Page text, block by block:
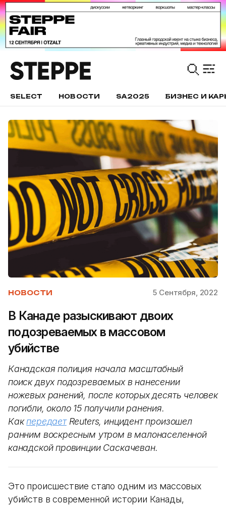
SELECT НОВОСТИ SA2025 БИЗНЕС И
НОВОСТИ 5 Сентября, 2022
В Канаде разыскивают двоих
подозреваемых в массовом
убийстве
Канадская полиция начала масштабный
поиск двух подозреваемых в нанесении
ножевых ранений, после которых десять человек
погибли, около 15 получили ранения.
КакпередаетReuters, инцидент произошел
ранним воскресным утром в малонаселенной
канадской провинции Саскачеван.
Это происшествие стало одним из массовых
убийств в современной истории Канады,